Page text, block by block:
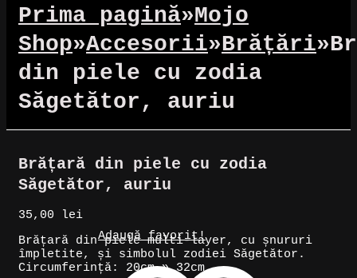
Prima pagină»Mojo
Shop»Accesorii»Brățări»
din piele cu zodia
Săgetător, auriu
Brățară din piele cu zodia
Săgetător, auriu
35,00
lei
Brățară din piele multi-layer, cu șnururi
împletite, și simbolul zodiei Săgetător.
Circumferință: 20cm » 32cm
Adaugă favorit!